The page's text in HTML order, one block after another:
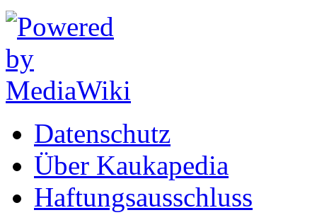
Datenschutz
Über Kaukapedia
Haftungsausschluss